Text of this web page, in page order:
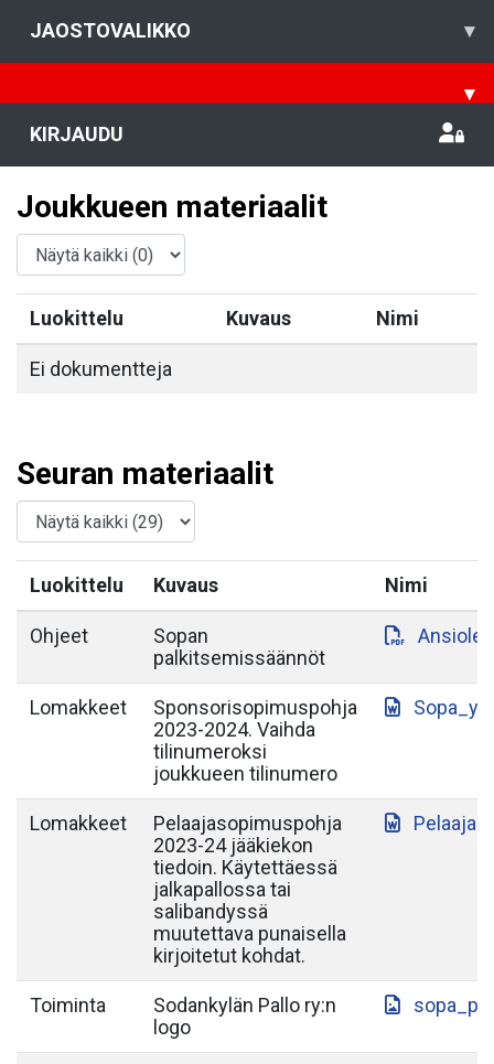
JAOSTOVALIKKO ▾
▾
KIRJAUDU
Joukkueen materiaalit
Luokittelu Kuvaus Nimi
Ei dokumentteja
Seuran materiaalit
Luokittelu Kuvaus Nimi
Ohjeet
Sopan
palkitsemissäännöt
Lomakkeet
Sponsorisopimuspohja
2023-2024. Vaihda
tilinumeroksi
joukkueen tilinumero
Lomakkeet
Pelaajasopimuspohja
2023-24 jääkiekon
tiedoin. Käytettäessä
jalkapallossa tai
salibandyssä
muutettava punaisella
kirjoitetut kohdat.
Toiminta
Sodankylän Pallo ry:n
logo